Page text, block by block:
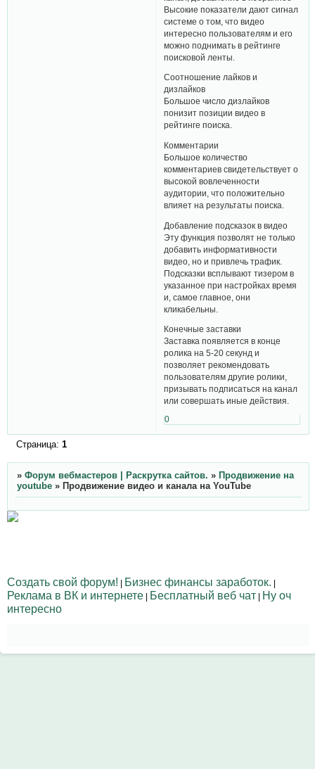
Высокие показатели дают сигнал
системе о том, что видео
интересно пользователям и его
можно поднимать в рейтинге
поисковой ленты.
Соотношение лайков и
дизлайков
Большое число дизлайков
понизит позиции видео в
рейтинге поиска.
Комментарии
Большое количество
комментариев свидетельствует о
высокой вовлеченности
аудитории, что положительно
влияет на результаты поиска.
Добавление подсказок в видео
Эту функция позволят не только
добавить информативности
видео, но и привлечь трафик.
Подсказки всплывают тизером в
указанное при настройках время
и, самое главное, они
кликабельны.
Конечные заставки
Заставка появляется в конце
ролика на 5-20 секунд и
позволяет рекомендовать
пользователям другие ролики,
призывать подписаться на канал
или совершать иные действия.
0
Страница: 1
» Форум вебмастеров | Раскрутка сайтов. » Продвижение на
youtube » Продвижение видео и канала на YouTube
Создать свой форум! | Бизнес финансы заработок. |
Реклама в ВК и интернете | Бесплатный веб чат | Ну оч
интересно